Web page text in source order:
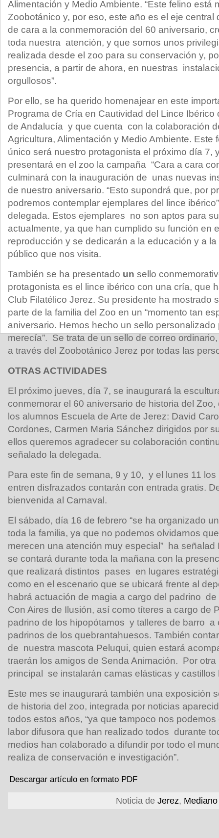
Alimentación y Medio Ambiente. “Este felino está
Zoobotánico y, por eso, este año es el eje central
de cara a la conmemoración del 60 aniversario,
toda nuestra atención, y que somos unos
realizada desde el zoo para su conservación y,
presencia, a partir de ahora, en nuestras
orgullosos”.
Por ello, se ha querido homenajear en este
Programa de Cría en Cautividad del Lince Ibérico
de Andalucía y que cuenta con la colaboración
Agricultura, Alimentación y Medio Ambiente. Este
único será nuestro protagonista el próximo día 7,
presentará en el zoo la campaña “Cara a cara
culminará con la inauguración de unas nuevas
de nuestro aniversario. “Esto supondrá que, por
podremos contemplar ejemplares del lince
delegada. Estos ejemplares no son aptos para
actualmente, ya que han cumplido su función en
reproducción y se dedicarán a la educación y a
público que nos visita.
También se ha presentado un sello
protagonista es el lince ibérico con una cría, que
Club Filatélico Jerez. Su presidente ha mostrado
parte de la familia del Zoo en un “momento tan
aniversario. Hemos hecho un sello
merecía”. Se trata de un sello de correo
a través del Zoobotánico Jerez por todas las
OTRAS ACTIVIDADES
El próximo jueves, día 7, se inaugurará la
conmemorar el 60 aniversario de historia del
los alumnos Escuela de Arte de Jerez: David
Cordones, Carmen Maria Sánchez dirigidos por
ellos queremos agradecer su colaboración
señalado la delegada.
Para este fin de semana, 9 y 10, y el lunes 11
entren disfrazados contarán con entrada gratis.
bienvenida al Carnaval.
El sábado, día 16 de febrero “se ha organizado
toda la familia, ya que no podemos olvidarnos
merecen una atención muy especial” ha
se contará durante toda la mañana con la
que realizará distintos pases en lugares
como en el escenario que se ubicará frente al
habrá actuación de magia a cargo del padrino
Con Aires de Ilusión, así como títeres a cargo de
padrino de los hipopótamos y talleres de barro a
padrinos de los quebrantahuesos. También
de nuestra mascota Peluqui, quien estará
traerán los amigos de Senda Animación. Por
principal se instalarán camas elásticas y castillos
Este mes se inaugurará también una exposición
de historia del zoo, integrada por noticias
todos estos años, “ya que tampoco nos
labor difusora que han realizado todos durante
medios han colaborado a difundir por todo el
realiza de conservación e investigación”.
Descargar artículo en formato PDF
Noticia de Jerez,